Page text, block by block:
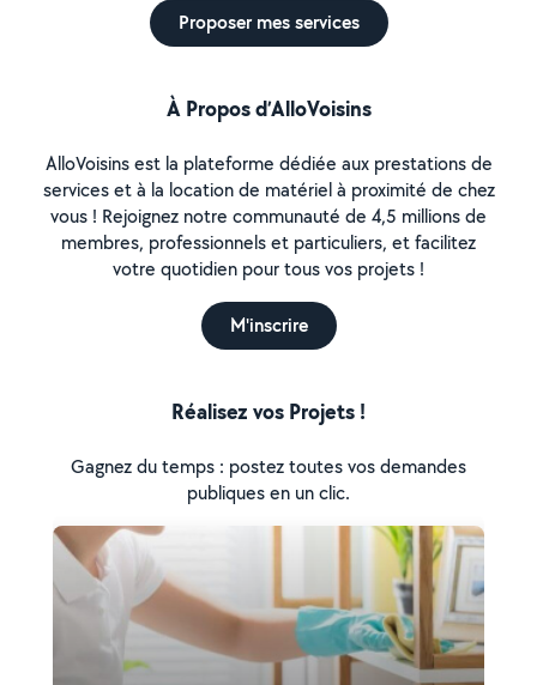
Proposer mes services
À Propos d’AlloVoisins
AlloVoisins est la plateforme dédiée aux prestations de
services et à la location de matériel à proximité de chez
vous ! Rejoignez notre communauté de 4,5 millions de
membres, professionnels et particuliers, et facilitez
votre quotidien pour tous vos projets !
M'inscrire
Réalisez vos Projets !
Gagnez du temps : postez toutes vos demandes
publiques en un clic.